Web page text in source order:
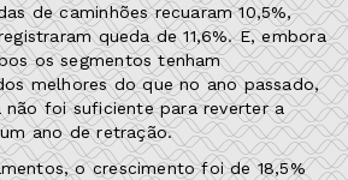
de caminhões recuaram 10,5%,
queda de 11,6%. E, embora
os segmentos tenham
melhores do que no ano passado,
não foi suficiente para reverter a
ano de retração.
o crescimento foi de 18,5%